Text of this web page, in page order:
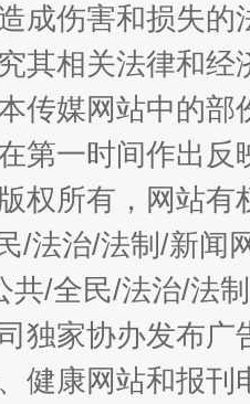
魏明亮
成伤害和损失
其相关法律和
传媒网站中的
第一时间作出
权所有，网站
/法治/法制/新闻
共/全民/法治/法
独家协办发布
健康网站和报